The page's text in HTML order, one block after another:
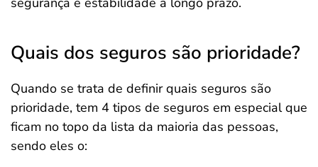
Quais dos seguros são prioridade?
Quando se trata de definir quais seguros são
prioridade, tem 4 tipos de seguros em especial que
ficam no topo da lista da maioria das pessoas,
sendo eles o: